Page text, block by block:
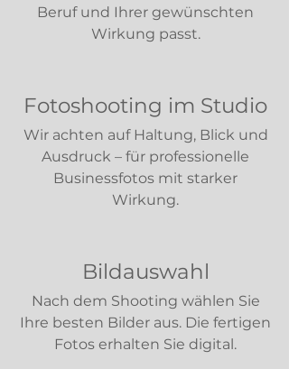
Beruf und Ihrer gewünschten
Wirkung passt.
Fotoshooting im Studio
Wir achten auf Haltung, Blick und
Ausdruck – für professionelle
Businessfotos mit starker
Wirkung.
Bildauswahl
Nach dem Shooting wählen Sie
Ihre besten Bilder aus. Die fertigen
Fotos erhalten Sie digital.